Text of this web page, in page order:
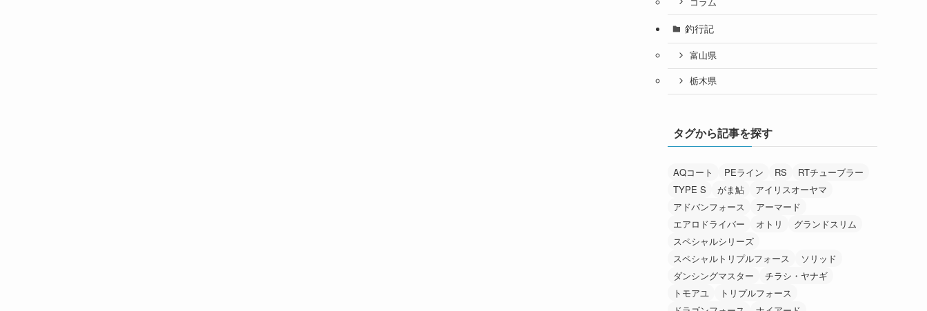
釣行記
富山県
栃木県
タグから記事を探す
AQコート PEライン RS
RTチューブラー
TYPE S
がま鮎
アイリスオーヤマ
アドバンフォース
アーマード
エアロドライバー
オトリ
グランドスリム
スペシャルシリーズ
スペシャルトリプルフォース
ソリッド
ダンシングマスター
チラシ・ヤナギ
トモアユ
トリプルフォース